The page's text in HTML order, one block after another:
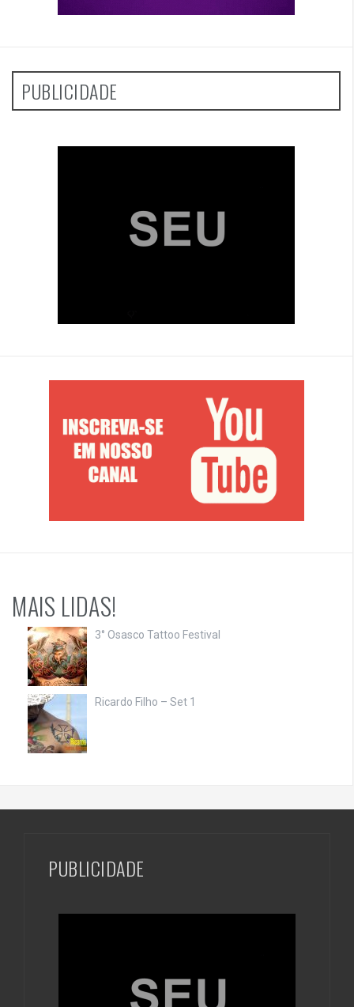
PUBLICIDADE
MAIS LIDAS!
3° Osasco Tattoo Festival
Ricardo Filho – Set 1
PUBLICIDADE